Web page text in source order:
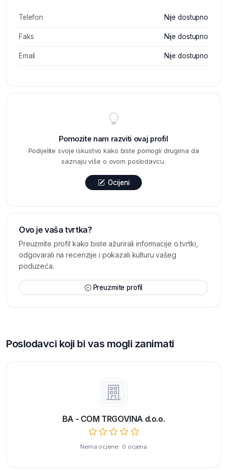
Telefon Nije dostupno
Faks Nije dostupno
Email Nije dostupno
Pomozite nam razviti ovaj profil
Podijelite svoje iskustvo kako biste pomogli drugima da
saznaju više o ovom poslodavcu.
Ocijeni
Ovo je vaša tvrtka?
Preuzmite profil kako biste ažurirali informacije o tvrtki,
odgovarali na recenzije i pokazali kulturu vašeg
poduzeća.
Preuzmite profil
Poslodavci koji bi vas mogli zanimati
BA - COM TRGOVINA d.o.o.
Nema ocjene · 0 ocjena